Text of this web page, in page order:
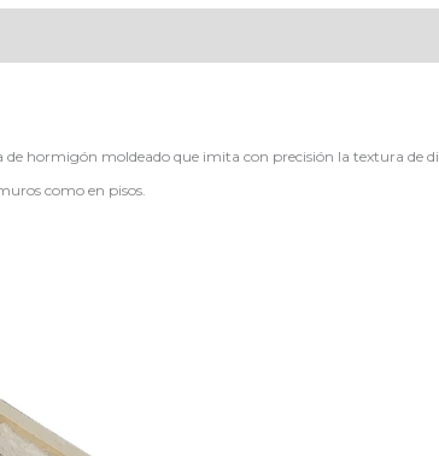
hormigón moldeado que imita con precisión la textura de
como en pisos.